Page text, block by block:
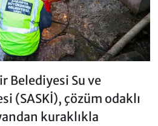
Belediyesi Su ve
(SASKİ), çözüm odaklı
kuraklıkla